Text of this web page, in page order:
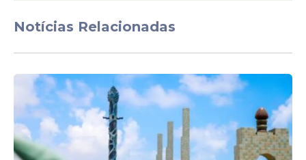
turísticos pela ilha.
Notícias Relacionadas